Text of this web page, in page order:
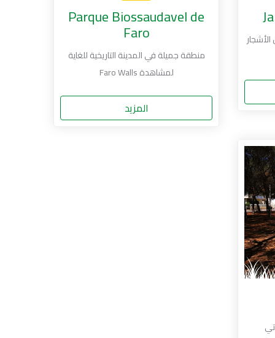
Parque Biossaudavel de
Faro
منطقة جميلة في المدينة التاريخية للغاية
لمشاهدة Faro Walls
المزيد